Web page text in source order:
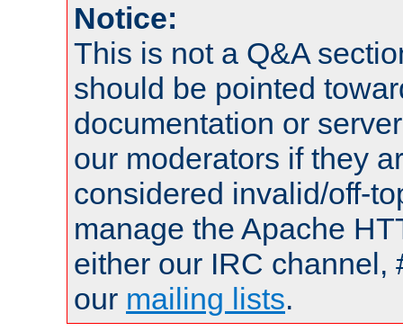
Notice:
This is not a Q&A
should be pointed
documentation or
our moderators if they
considered invalid/off-
manage the Apache
either our IRC channel,
our mailing lists.